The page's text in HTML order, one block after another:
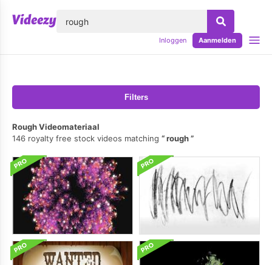
Inloggen Aanmelden
Filters
Rough Videomateriaal
146 royalty free stock videos matching
rough